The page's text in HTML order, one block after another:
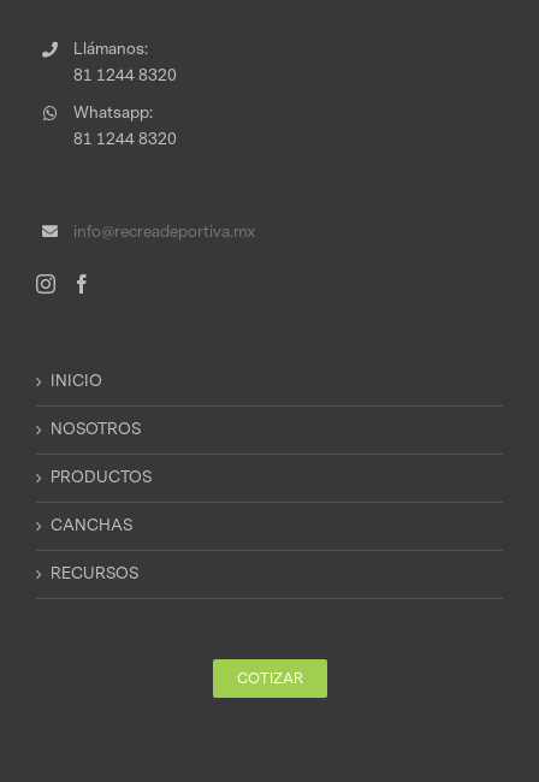
Llámanos:
81 1244 8320
Whatsapp:
81 1244 8320
info@recreadeportiva.mx
INICIO
NOSOTROS
PRODUCTOS
CANCHAS
RECURSOS
COTIZAR